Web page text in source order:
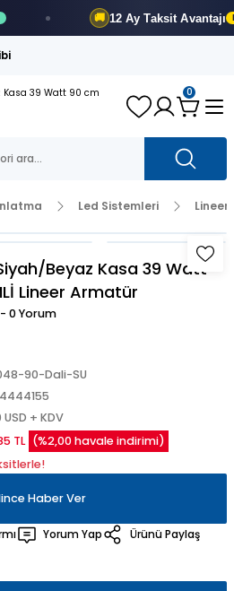
12 Ay Taksit Avantajı
0
Led Sistemleri Lineer
Beyaz Kasa 39 Watt
Lineer Armatür
0 Yorum
90-Dali-SU
USD + KDV
TL (%2,00 havale indirimi)
Haber Ver
Yorum Yap
Ürünü Paylaş